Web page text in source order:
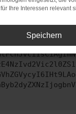
versucht hast,
Ihre Interessen relevant
Speichern